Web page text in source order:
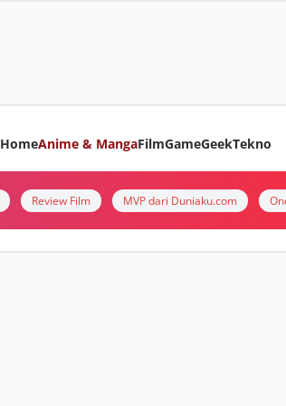
HomeAnime & MangaFilmGameGeekTekno
Review Film MVP dari Duniaku.com